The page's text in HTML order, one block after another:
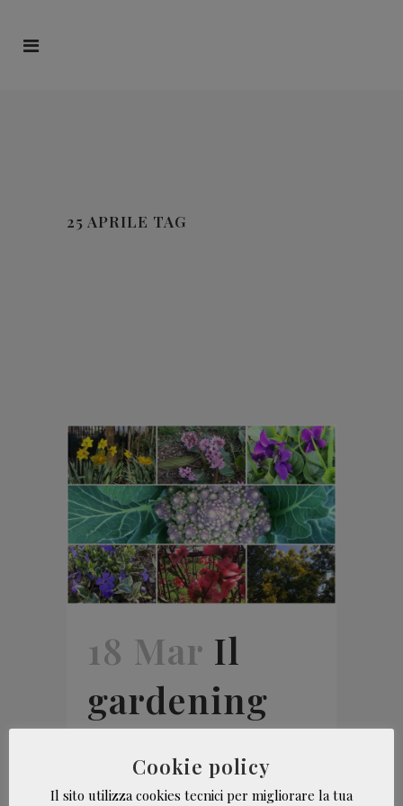
25 APRILE TAG
18 Mar Il
gardening
contro
Cookie policy
Il sito utilizza cookies tecnici per migliorare la tua